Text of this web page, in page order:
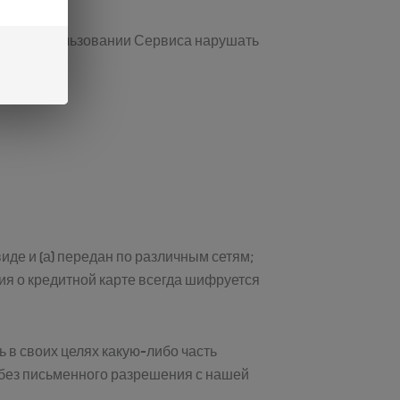
использовании Сервиса нарушать
и (а) передан по различным сетям;
о кредитной карте всегда шифруется
в своих целях какую-либо часть
письменного разрешения с нашей